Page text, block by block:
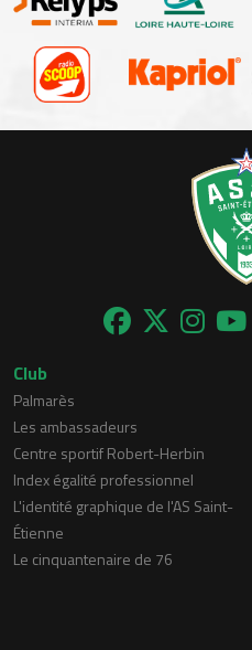
Club
Palmarès
Les ambassadeurs
Centre sportif Robert-Herbin
Index égalité professionnel
L'identité graphique de l'AS Saint-
Étienne
Le cinquantenaire de 76